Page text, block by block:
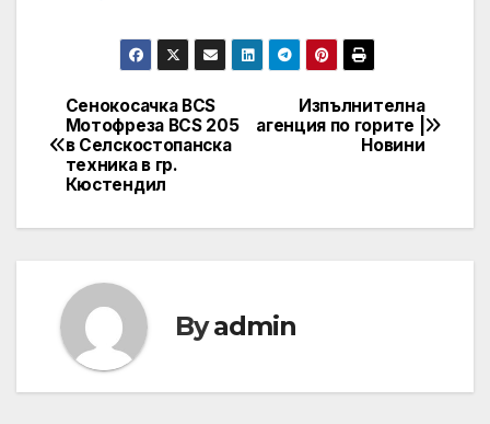
Post
navigation
Изпълнителна
агенция по горите |
Новини
Сенокосачка BCS
Мотофреза BCS 205
в Селскостопанска
техника в гр.
Кюстендил
Byadmin